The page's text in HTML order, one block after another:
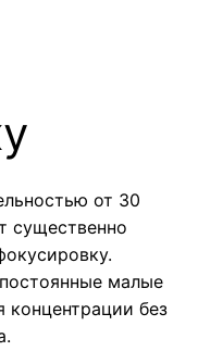
от 30
существенно
малые
концентрации без